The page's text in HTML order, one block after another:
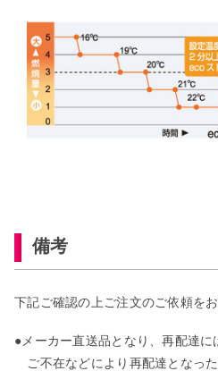
備考
下記ご確認の上ご注文のご依頼をお
●メーカー直送品となり、再配達に
ご不在などにより再配達となっ